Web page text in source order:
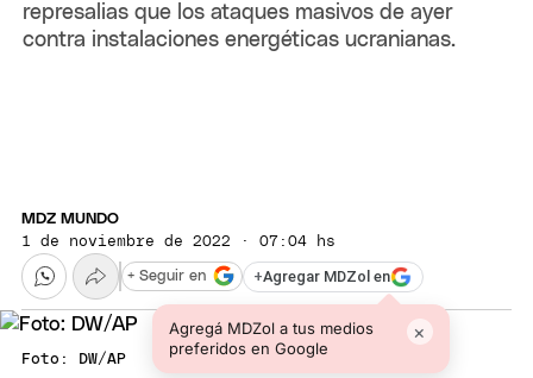
represalias que los ataques masivos de ayer
contra instalaciones energéticas ucranianas.
MDZ MUNDO
1 de noviembre de 2022 · 07:04 hs
+Agregar MDZol en
Agregá MDZol a tus medios
preferidos en Google
×
+ Seguir en
Foto: DW/AP